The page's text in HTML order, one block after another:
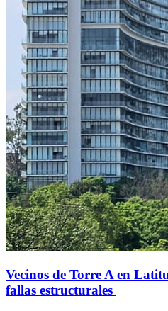
Vecinos de Torre A en
fallas estructurales